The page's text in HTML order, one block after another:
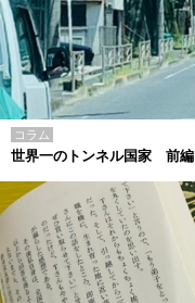
コラム
世界一のトンネル国家 前編